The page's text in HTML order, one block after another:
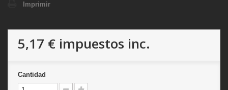
Imprimir
5,17 € impuestos inc.
Cantidad